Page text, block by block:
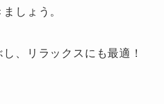
しょう。
、リラックスにも最適！